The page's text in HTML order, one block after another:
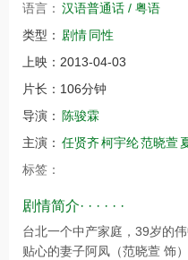
语言： 汉语普通话 / 粤语
类型： 剧情同性
上映： 2013-04-03
片长： 106分钟
导演：
陈骏霖
主演： 任贤齐柯宇纶范晓萱
标签：
剧情简介· · · · · ·
台北一个中产家庭，39岁的
贴心的妻子阿凤（范晓萱 饰